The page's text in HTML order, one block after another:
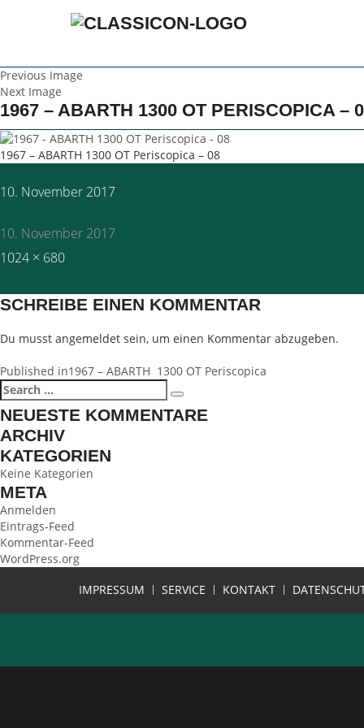
Previous Image
Next Image
1967 – ABARTH 1300 OT PERISCOPICA –
1967 – ABARTH 1300 OT Periscopica – 08
Posted
10. November 2017
10. November 2017
Full
1024 × 680
SCHREIBE EINEN KOMMENTAR
Du musst angemeldet sein, um einen Kommentar abzugeben.
BEITRAGSNAVIGATION
Published in1967 – ABARTH 1300 OT Periscopica
Search
for:
Search
NEUESTE KOMMENTARE
ARCHIV
KATEGORIEN
Keine Kategorien
META
Anmelden
Eintrags-Feed
Kommentar-Feed
WordPress.org
IMPRESSUM
SERVICE KONTAKT